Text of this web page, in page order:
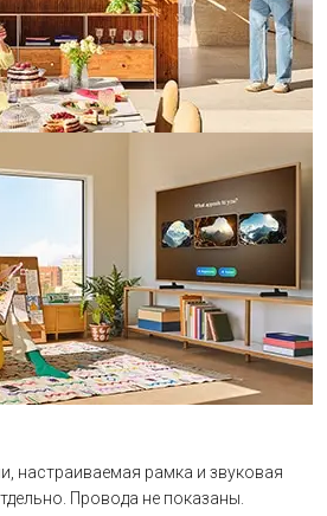
настраиваемая рамка и звуковая
Провода не показаны.